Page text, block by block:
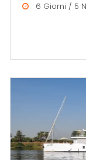
6 Giorni / 5